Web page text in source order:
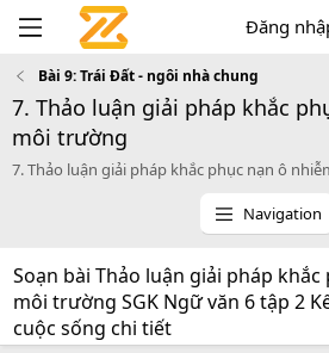
Đăng
Bài 9: Trái Đất - ngôi nhà chung
7. Thảo luận giải pháp khắc
môi trường
7. Thảo luận giải pháp khắc phục nạn ô
Navigation
Soạn bài Thảo luận giải pháp
môi trường SGK Ngữ văn 6 tập 2
cuộc sống chi tiết